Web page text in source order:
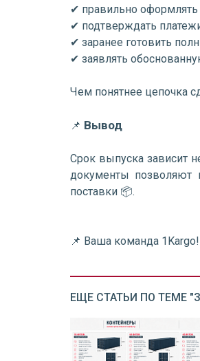
✔ правильно оформлять
✔ подтверждать
✔ заранее готовить
✔ заявлять
Чем понятнее цепочка
📌 Вывод
Срок выпуска зависит
документы позволяют
поставки 📦.
📌 Ваша команда 1Kargo!
ЕЩЕ СТАТЬИ ПО ТЕМЕ